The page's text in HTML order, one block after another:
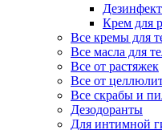
Крем для
Все кремы для
Все масла для
Все от растяжек
Все от
Все скрабы и
Дезодоранты
Для интимной